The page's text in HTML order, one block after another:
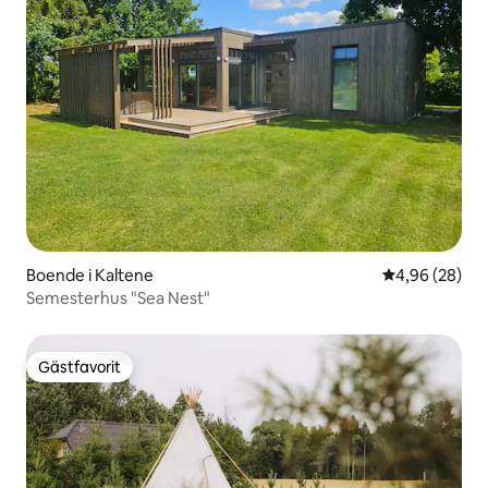
Boende i Kaltene 4,96 av 5 i
4,96 (28)
Semesterhus "Sea Nest"
Gästfavorit
Gästfavorit